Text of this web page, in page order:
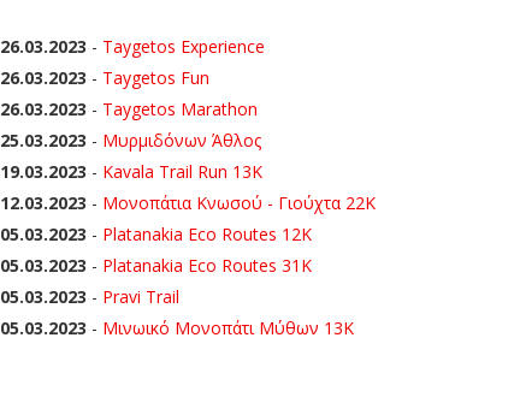
26.03.2023 - Taygetos Experience
26.03.2023 - Taygetos Fun
26.03.2023 - Taygetos Marathon
25.03.2023 - Μυρμιδόνων Άθλος
19.03.2023 - Kavala Trail Run 13K
12.03.2023 - Μονοπάτια Κνωσού - Γιούχτα 22Κ
05.03.2023 - Platanakia Eco Routes 12K
05.03.2023 - Platanakia Eco Routes 31K
05.03.2023 - Pravi Trail
05.03.2023 - Μινωικό Μονοπάτι Μύθων 13Κ